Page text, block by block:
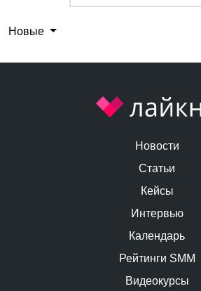
Новые
Новости
Статьи
Кейсы
Интервью
Календарь
Рейтинги SMM
Видеокурсы